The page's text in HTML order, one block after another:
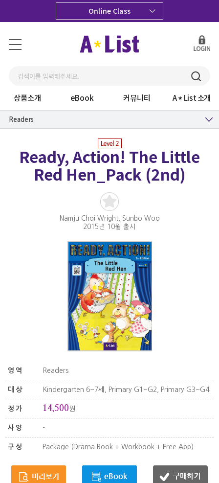
Online Class
상품소개 eBook 커뮤니티 A List 소개
Readers
Ready, Action! The Little
Red Hen_Pack (2nd)
Namju Choi Wright, Sunbo Woo
2015년 10월 출시
영역 Readers
대상 Kindergarten 6~7세, Primary G1~G2, Primary G3~G4
정가 14,500원
사양 -
구성 Package (Drama Book + Workbook + Free App)